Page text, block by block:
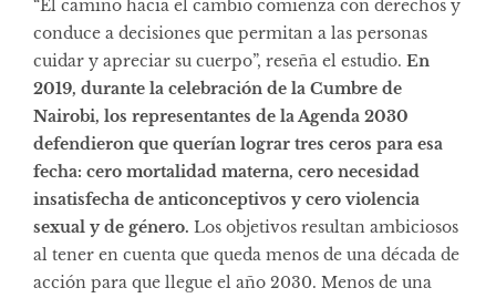
“El camino hacia el cambio comienza con derechos y
conduce a decisiones que permitan a las personas
cuidar y apreciar su cuerpo”, reseña el estudio. En
2019, durante la celebración de la Cumbre de
Nairobi, los representantes de la Agenda 2030
defendieron que querían lograr tres ceros para esa
fecha: cero mortalidad materna, cero necesidad
insatisfecha de anticonceptivos y cero violencia
sexual y de género. Los objetivos resultan ambiciosos
al tener en cuenta que queda menos de una década de
acción para que llegue el año 2030. Menos de una